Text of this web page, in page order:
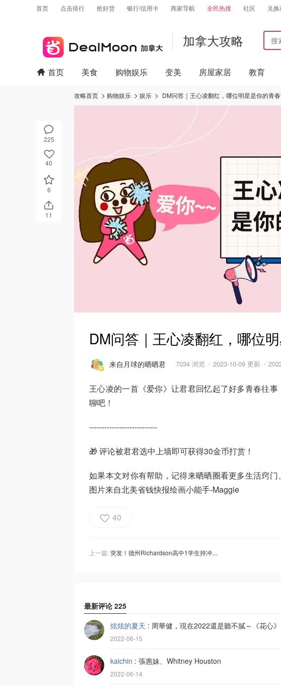
首页 点击排行 抢好货 银行/信用卡 商家导航 全民热搜 社区 兑
加拿大攻略
225
40
6
11
首页 美食 购物娱乐 变美 房屋家居 教育
攻略首页 购物娱乐 娱乐 DM问答｜王心凌翻红，哪位明星是你的青春
DM问答｜王心凌翻红，哪位
来自月球的晒晒君 7034 浏览 2023-10-09 更新
王心凌的一首《爱你》让君君回忆起了好多青春往
聊吧！
---------------------------
🎁 评论被君君选中上墙即可获得30金币打赏！
如果本文对你有帮助，记得来晒晒圈看更多生活窍
图片来自北美省钱快报绘画小能手-Maggie
40
上一篇: 突发！德州Richardson高中1学生持冲锋枪闯校园，距21死校园枪击仅1天！
最新评论 225
炫炫的夏天 : 周華健，現在2022還是聽不膩～《花心》
2022-06-15
kaichin : 張惠妹、Whitney Houston
2022-06-14